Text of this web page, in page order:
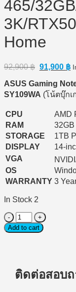
465/
3K/
Home
92,900฿ Original
was:
92,900 ฿.
91,900 ฿
ASUS Gaming
SY109WA (โน้ตบุ๊กเ
CPU
AMD
RAM
STORAGE
1TB
DISPLAY
14-
VGA
OS
WARRANTY 3
In Stock 2
Notebook
gaming
(โน้ตบุ๊ก
ASUS
ROG
Add to cart
ติดต่อสอบ